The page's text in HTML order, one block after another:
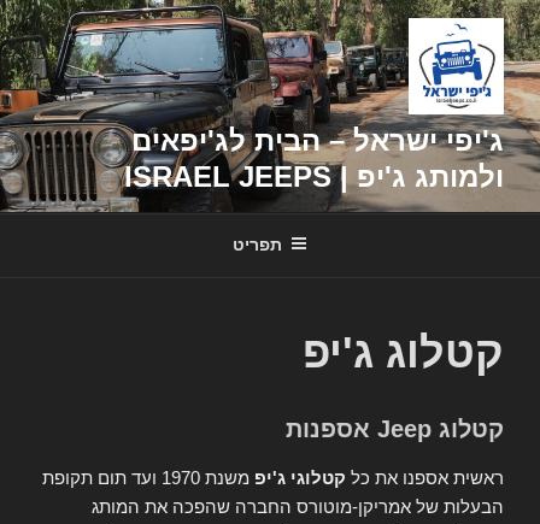
דילוג
לתוכן
ג'יפי ישראל – הבית לג'יפאים
ולמותג ג'יפ | ISRAEL JEEPS
תפריט
קטלוג ג'יפ
קטלוג Jeep אספנות
ראשית אספנו את כל קטלוגי ג'יפ
משנת 1970 ועד תום תקופת
הבעלות של אמריקן-מוטורס החברה שהפכה את המותג